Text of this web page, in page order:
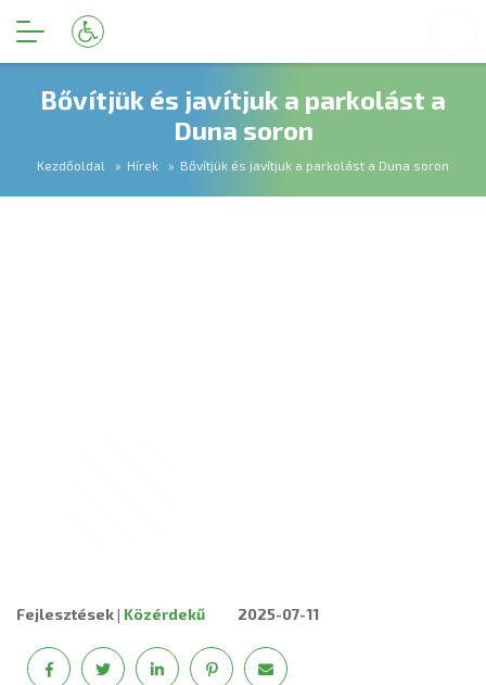
Bővítjük és javítjuk a parkolást a
Duna soron
Kezdőoldal Hírek Bővítjük és javítjuk a parkolást a Duna soron
Fejlesztések| Közérdekű 2025-07-11